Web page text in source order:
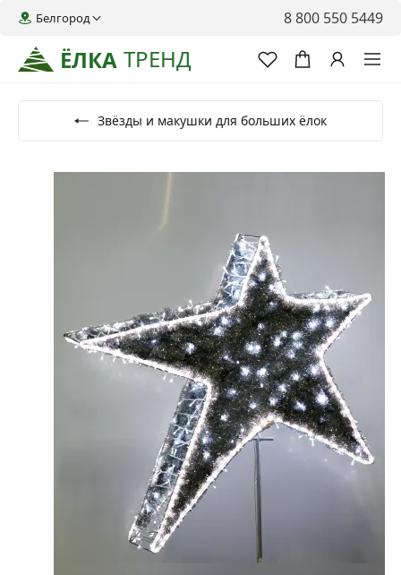
ЁЛКА ТРЕНД
Белгород 8 800 550 5449
Звёзды и макушки для больших ёлок